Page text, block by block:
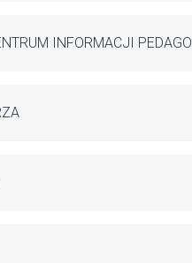
INFORMACJI